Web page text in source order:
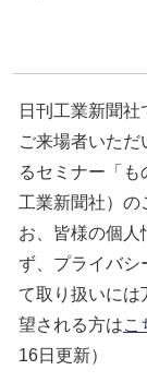
日刊工業新聞
ご来場者いた
るセミナー「も
工業新聞社）の
お、皆様の個人
ず、プライバシ
て取り扱いには
望される方はこ
16日更新）